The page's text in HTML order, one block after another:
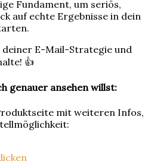
Fundament, um seriös,
auf echte Ergebnisse in dein
deiner E-Mail-Strategie und
👍
genauer ansehen willst:
mit weiteren Infos,